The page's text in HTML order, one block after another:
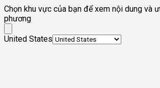
Chọn khu vực của bạn để xem nội dung và
phương
United States